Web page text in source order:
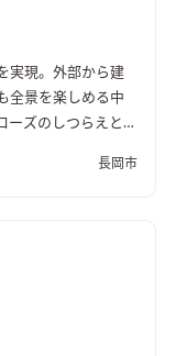
実現。外部から建
全景を楽しめる中
ーズのしつらえとし
長岡市